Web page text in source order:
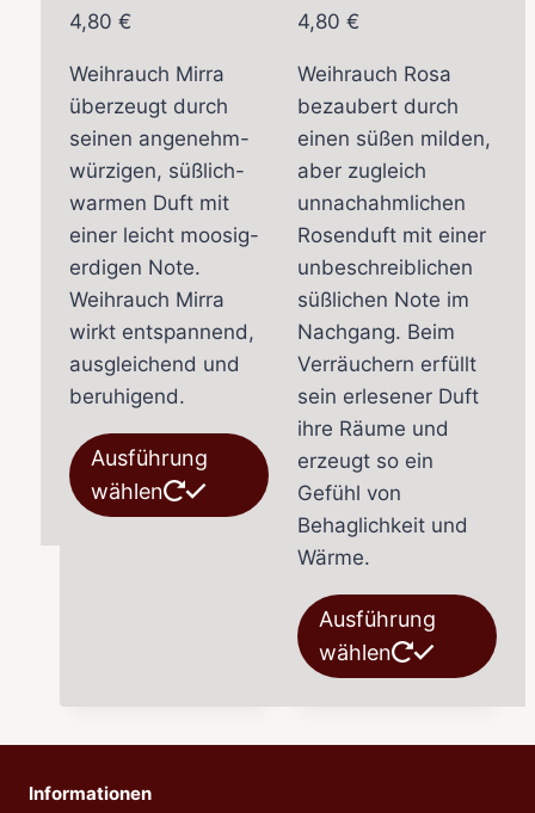
4,80 €
Weihrauch Mirra
überzeugt durch
seinen angenehm-
würzigen, süßlich-
warmen Duft mit
einer leicht moosig-
erdigen Note.
Weihrauch Mirra
wirkt entspannend,
ausgleichend und
beruhigend.
Ausführung
wählen
Produkt
weist
mehrere
Die
Optionen
können
4,80 €
Weihrauch Rosa
bezaubert durch
einen süßen milden,
aber zugleich
unnachahmlichen
Rosenduft mit einer
unbeschreiblichen
süßlichen Note im
Nachgang. Beim
Verräuchern erfüllt
sein erlesener Duft
ihre Räume und
erzeugt so ein
Gefühl von
Behaglichkeit und
Wärme.
Ausführung
wählen
Informationen